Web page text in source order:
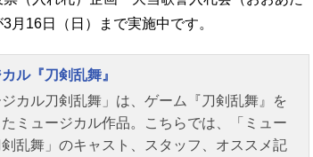
月16日（日）まで実施中です。
ル『刀剣乱舞』
ジカル刀剣乱舞」は、ゲーム『刀剣乱舞』を
ミュージカル作品。こちらでは、「ミュー
乱舞」のキャスト、スタッフ、オススメ記